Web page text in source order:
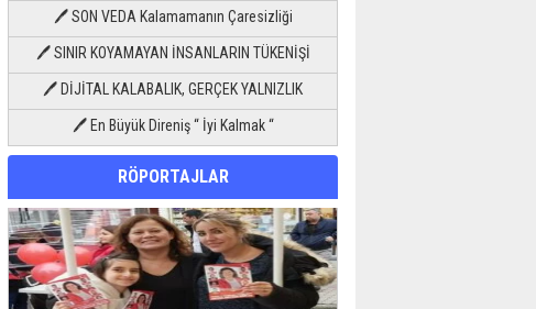
🖊 SON VEDA Kalamamanın Çaresizliği
🖊 SINIR KOYAMAYAN İNSANLARIN TÜKENİŞİ
🖊 DİJİTAL KALABALIK, GERÇEK YALNIZLIK
🖊 En Büyük Direniş “ İyi Kalmak “
RÖPORTAJLAR